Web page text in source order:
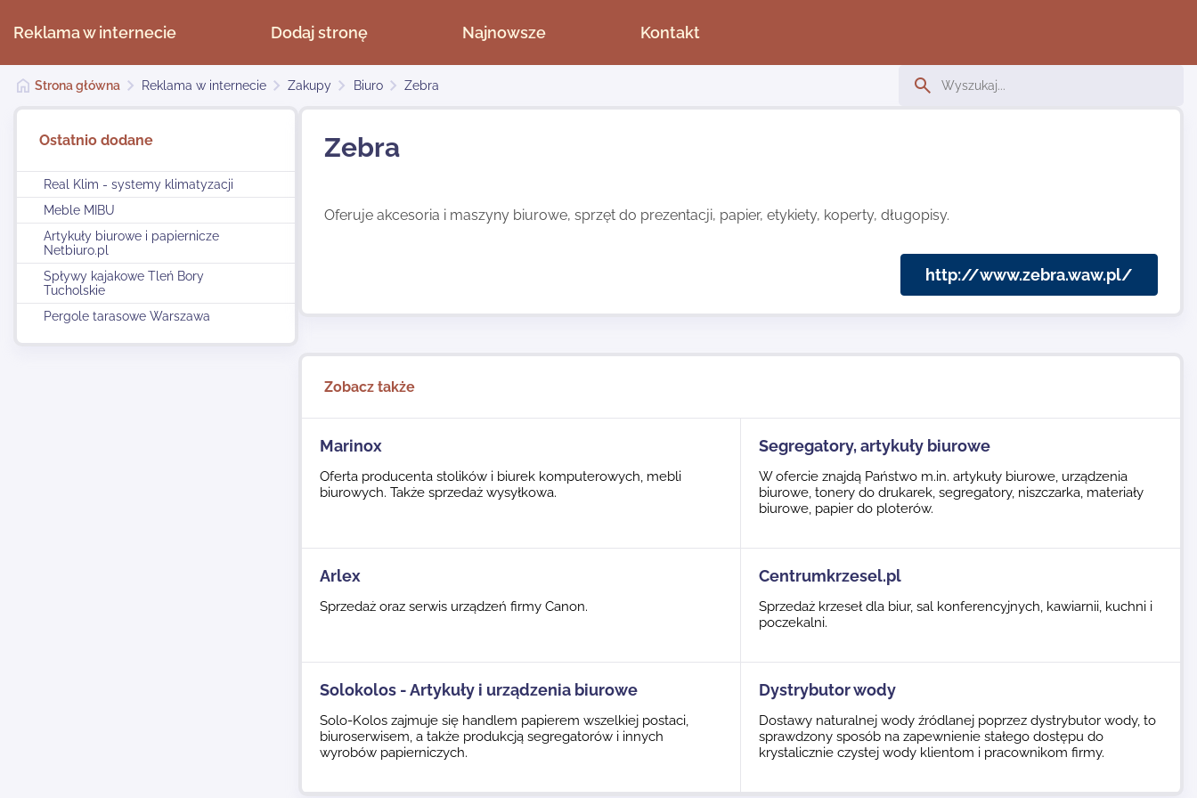
Reklama w internecie Dodaj stronę Najnowsze Kontakt
Strona główna Reklama w internecie Zakupy Biuro Zebra
Ostatnio dodane
Real Klim - systemy klimatyzacji
Meble MIBU
Artykuły biurowe i papiernicze
Netbiuro.pl
Spływy kajakowe Tleń Bory
Tucholskie
Pergole tarasowe Warszawa
Zebra
Oferuje akcesoria i maszyny biurowe, sprzęt do prezentacji, papier, etykiety, koperty, długopisy.
http://www.zebra.waw.pl/
Zobacz także
Marinox
Oferta producenta stolików i biurek komputerowych, mebli
biurowych. Także sprzedaż wysyłkowa.
Segregatory, artykuły biurowe
W ofercie znajdą Państwo m.in. artykuły biurowe, urządzenia
biurowe, tonery do drukarek, segregatory, niszczarka, materiały
biurowe, papier do ploterów.
Arlex
Sprzedaż oraz serwis urządzeń firmy Canon.
Centrumkrzesel.pl
Sprzedaż krzeseł dla biur, sal konferencyjnych, kawiarnii, kuchni i
poczekalni.
Solokolos - Artykuły i urządzenia biurowe
Solo-Kolos zajmuje się handlem papierem wszelkiej postaci,
biuroserwisem, a także produkcją segregatorów i innych
wyrobów papierniczych.
Dystrybutor wody
Dostawy naturalnej wody źródlanej poprzez dystrybutor wody, to
sprawdzony sposób na zapewnienie stałego dostępu do
krystalicznie czystej wody klientom i pracownikom firmy.